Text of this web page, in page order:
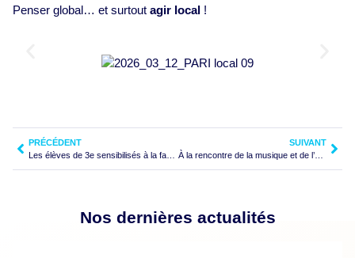
Penser global… et surtout agir local !
PRÉCÉDENT
SUIVANT
À la rencontre de la musique et de l’architecture
Nos dernières actualités